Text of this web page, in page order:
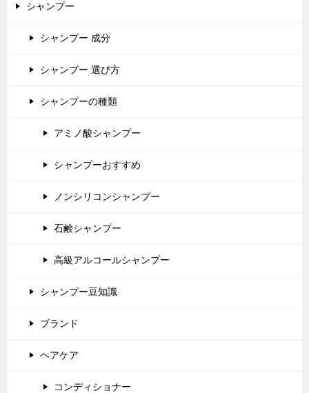
シャンプー
シャンプー 成分
シャンプー 選び方
シャンプーの種類
アミノ酸シャンプー
シャンプーおすすめ
ノンシリコンシャンプー
石鹸シャンプー
高級アルコールシャンプー
シャンプー豆知識
ブランド
ヘアケア
コンディショナー